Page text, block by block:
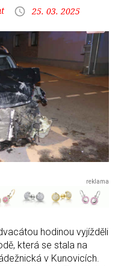
25. 03. 2025
hodinou vyjížděli
která se stala na
v Kunovicích.